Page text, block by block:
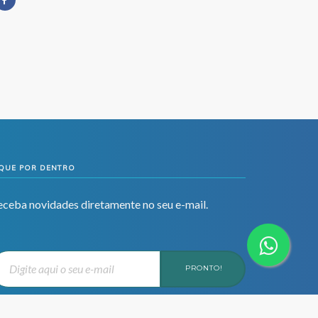
POR DENTRO
novidades diretamente no seu e-mail.
PRONTO!